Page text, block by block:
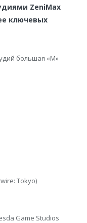
ZeniMax
ключевых
большая «М»
Tokyo)
Game Studios